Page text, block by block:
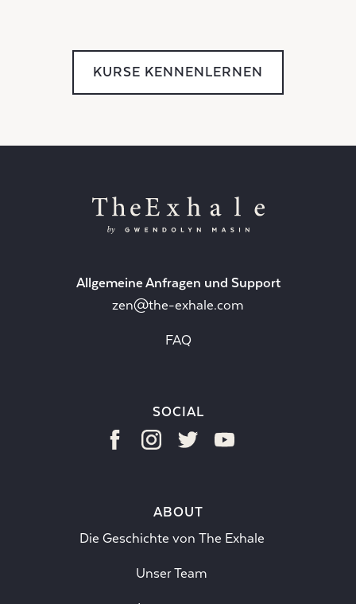
KURSE KENNENLERNEN
Allgemeine Anfragen und Support
zen@the-exhale.com
FAQ
SOCIAL
ABOUT
Die Geschichte von The Exhale
Unser Team